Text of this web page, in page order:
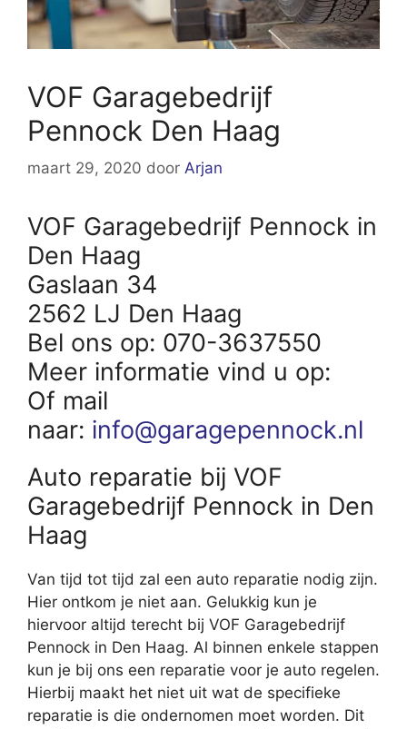
VOF Garagebedrijf
Pennock Den Haag
maart 29, 2020 door Arjan
VOF Garagebedrijf Pennock in
Den Haag
Gaslaan 34
2562 LJ Den Haag
Bel ons op: 070-3637550
Meer informatie vind u op:
Of mail
naar: info@garagepennock.nl
Auto reparatie bij VOF
Garagebedrijf Pennock in Den
Haag
Van tijd tot tijd zal een auto reparatie nodig zijn.
Hier ontkom je niet aan. Gelukkig kun je
hiervoor altijd terecht bij VOF Garagebedrijf
Pennock in Den Haag. Al binnen enkele stappen
kun je bij ons een reparatie voor je auto regelen.
Hierbij maakt het niet uit wat de specifieke
reparatie is die ondernomen moet worden. Dit